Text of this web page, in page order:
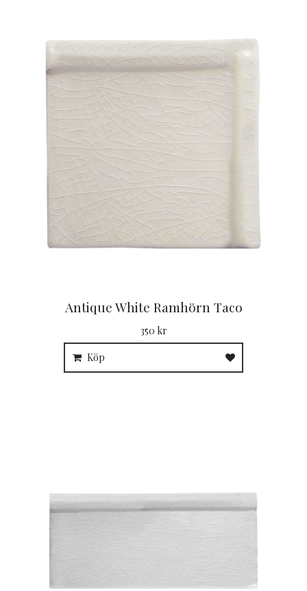
Antique White Ramhörn Taco
350 kr
Köp